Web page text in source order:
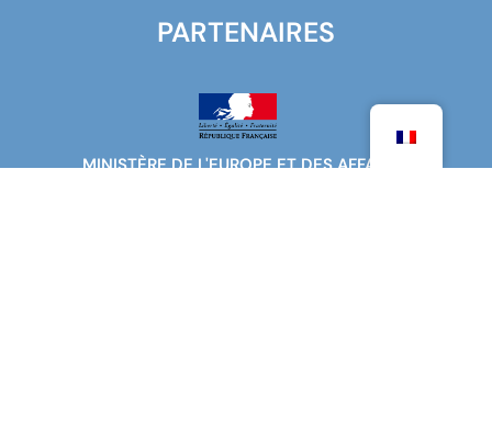
PARTENAIRES
MINISTÈRE DE L'EUROPE ET DES AFFAIRES